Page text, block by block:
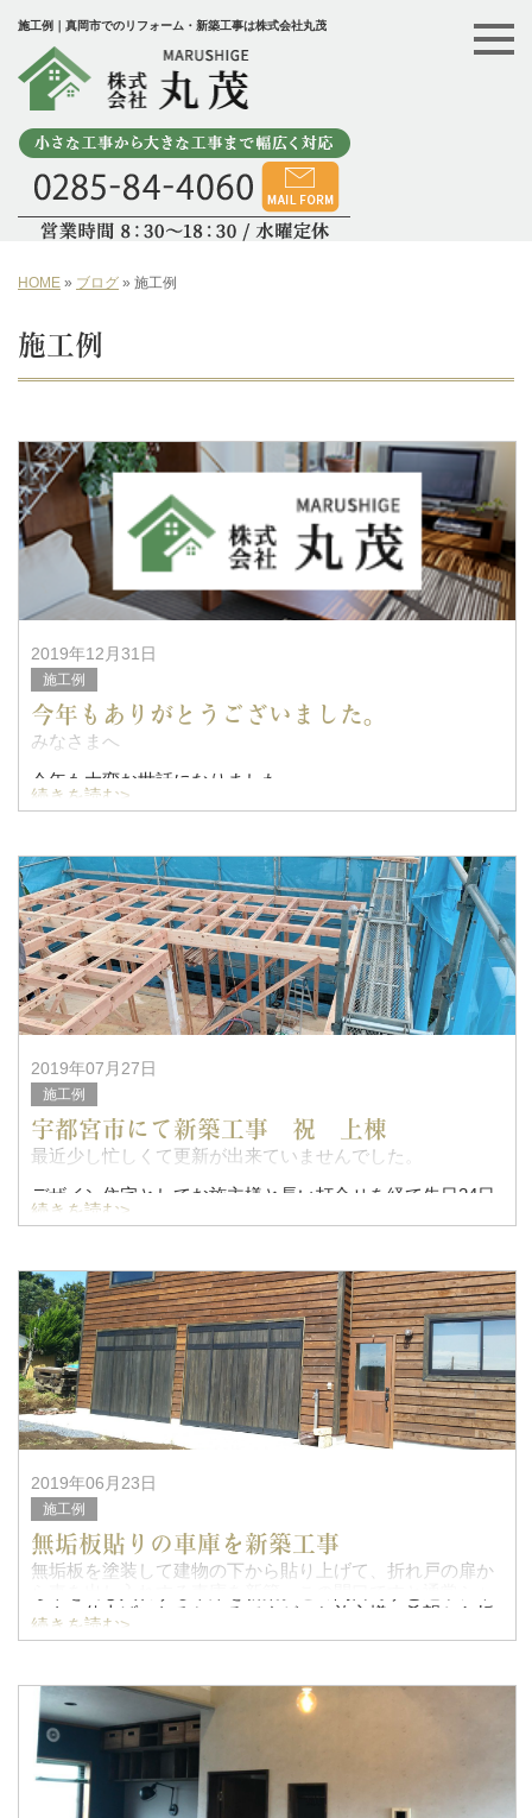
施工例｜真岡市でのリフォーム・新築工事は株式会社丸茂
HOME » ブログ » 施工例
施工例
2019年12月31日
施工例
今年もありがとうございました。
みなさまへ
今年も大変お世話になりました。
お客様はもちろん、職人さんや業者さん、建材屋さんやメ
令和元年の今年も
続きを読む>
2019年07月27日
施工例
宇都宮市にて新築工事 祝 上棟
最近少し忙しくて更新が出来ていませんでした。
デザイン住宅としてお施主様と長い打合せを経て先日24日
に宇都宮市竹林町にて上棟となりました。おめでとうござ
続きを読む>
2019年06月23日
施工例
無垢板貼りの車庫を新築工事
無垢板を塗装して建物の下から貼り上げて、折れ戸の扉か
ッター仕上げになるところですが、お施主様の希望から折
続きを読む>